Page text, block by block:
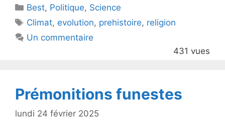
er e
b
o
Catégories
Best, Politique, Science
Étiquettes
Climat, evolution, prehistoire, religion
Un commentaire
431 vues
Prémonitions funestes
lundi 24 février 2025